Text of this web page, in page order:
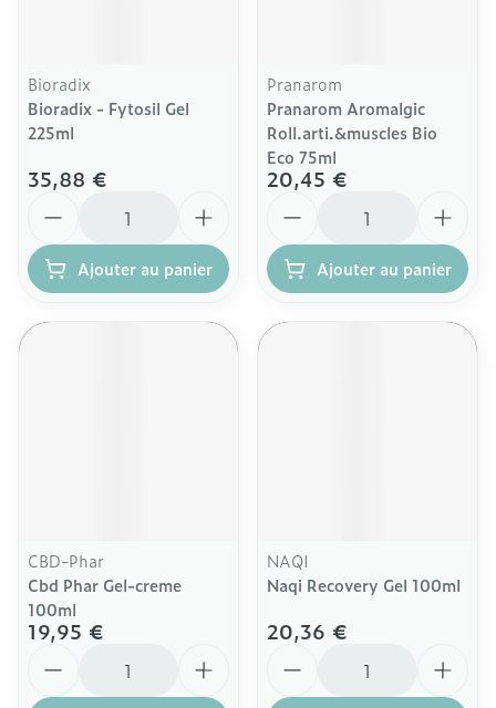
Bioradix
Bioradix - Fytosil Gel
225ml
35,88 €
Ajouter au panier
Pranarom
Pranarom Aromalgic
Roll.arti.&muscles Bio
Eco 75ml
20,45 €
Ajouter au panier
CBD-Phar
Cbd Phar Gel-creme
100ml
19,95 €
NAQI
Naqi Recovery Gel 100ml
20,36 €